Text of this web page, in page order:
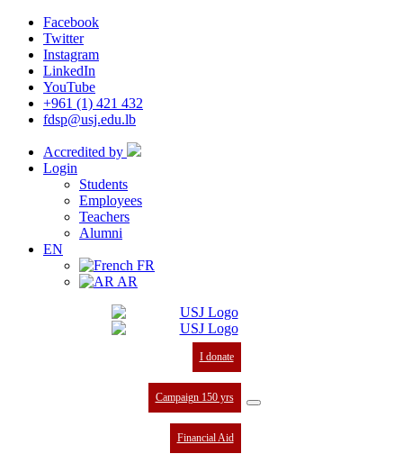
Facebook
Twitter
Instagram
LinkedIn
YouTube
+961 (1) 421 432
fdsp@usj.edu.lb
Accredited by
Login
Students
Employees
Teachers
Alumni
EN
FR
AR
I donate
Campaign 150 yrs
Financial Aid